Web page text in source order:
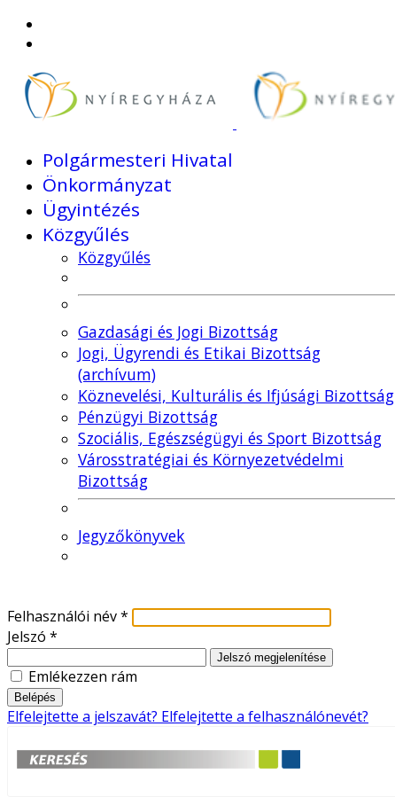
Polgármesteri Hivatal
Önkormányzat
Ügyintézés
Közgyűlés
Közgyűlés
Gazdasági és Jogi Bizottság
Jogi, Ügyrendi és Etikai Bizottság
(archívum)
Köznevelési, Kulturális és Ifjúsági Bizottság
Pénzügyi Bizottság
Szociális, Egészségügyi és Sport Bizottság
Városstratégiai és Környezetvédelmi
Bizottság
Jegyzőkönyvek
Felhasználói név*
Jelszó *
Jelszó megjelenítése
Emlékezzen rám
Belépés
Elfelejtette a jelszavát? Elfelejtette a felhasználónevét?